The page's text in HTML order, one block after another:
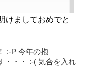
けましておめでと
:-P 今年の抱
・・・ :-( 気合を入れ